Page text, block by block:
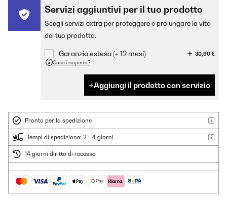
Servizi aggiuntivi per il tuo prodotto
Scegli servizi extra per proteggere e prolungare la vita
del tuo prodotto.
Garanzia estesa (+ 12 mesi)
30,90 €
Cosa è coperto?
Aggiungi il prodotto con servizio
Pronto per la spedizione
Tempi di spedizione: 2 - 4 giorni
14 giorni diritto di recesso